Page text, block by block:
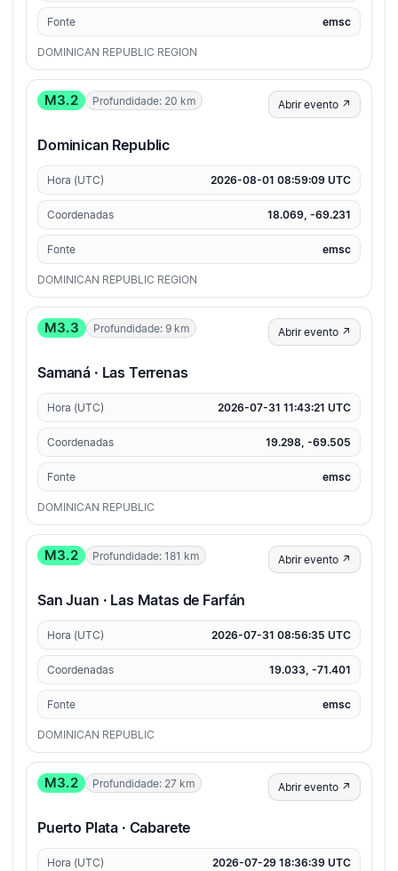
Fonte emsc
DOMINICAN REPUBLIC REGION
M3.2 Profundidade: 20 km Abrir evento ↗
Dominican Republic
Hora (UTC) 2026-08-01 08:59:09 UTC
Coordenadas 18.069, -69.231
Fonte emsc
DOMINICAN REPUBLIC REGION
M3.3 Profundidade: 9 km Abrir evento ↗
Samaná · Las Terrenas
Hora (UTC) 2026-07-31 11:43:21 UTC
Coordenadas 19.298, -69.505
Fonte emsc
DOMINICAN REPUBLIC
M3.2 Profundidade: 181 km Abrir evento ↗
San Juan · Las Matas de Farfán
Hora (UTC) 2026-07-31 08:56:35 UTC
Coordenadas 19.033, -71.401
Fonte emsc
DOMINICAN REPUBLIC
M3.2 Profundidade: 27 km Abrir evento ↗
Puerto Plata · Cabarete
Hora (UTC) 2026-07-29 18:36:39 UTC